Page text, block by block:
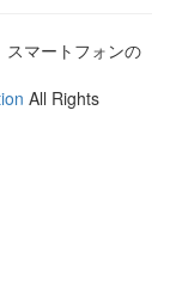
スマートフォンの
All Rights